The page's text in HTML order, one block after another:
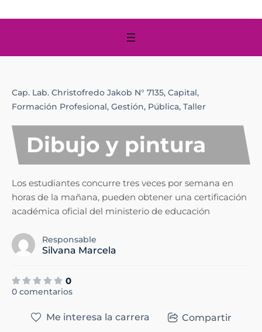
Cap. Lab. Christofredo Jakob N° 7135, Capital,
Formación Profesional, Gestión, Pública, Taller
Dibujo y pintura
Los estudiantes concurre tres veces por semana en
horas de la mañana, pueden obtener una certificación
académica oficial del ministerio de educación
Responsable
Silvana Marcela
0
0 comentarios
Me interesa la carrera Compartir